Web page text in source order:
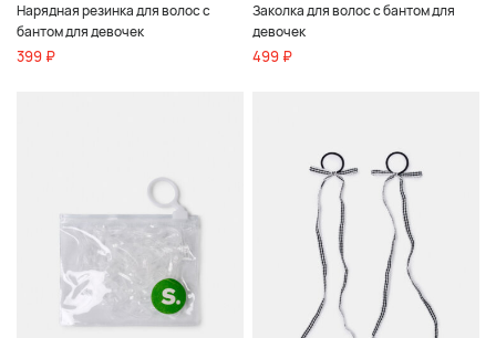
Нарядная резинка для волос с
бантом для девочек
399 ₽
Заколка для волос с бантом для
девочек
499 ₽